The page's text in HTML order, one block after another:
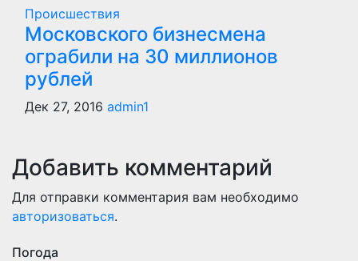
Происшествия
Московского бизнесмена
ограбили на 30 миллионов
рублей
Дек 27, 2016 admin1
Добавить комментарий
Для отправки комментария вам необходимо
авторизоваться.
Погода